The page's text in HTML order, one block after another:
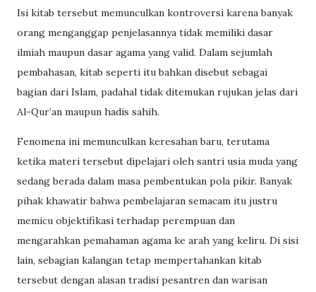
Isi kitab tersebut memunculkan kontroversi karena banyak
orang menganggap penjelasannya tidak memiliki dasar
ilmiah maupun dasar agama yang valid. Dalam sejumlah
pembahasan, kitab seperti itu bahkan disebut sebagai
bagian dari Islam, padahal tidak ditemukan rujukan jelas dari
Al-Qur’an maupun hadis sahih.
Fenomena ini memunculkan keresahan baru, terutama
ketika materi tersebut dipelajari oleh santri usia muda yang
sedang berada dalam masa pembentukan pola pikir. Banyak
pihak khawatir bahwa pembelajaran semacam itu justru
memicu objektifikasi terhadap perempuan dan
mengarahkan pemahaman agama ke arah yang keliru. Di sisi
lain, sebagian kalangan tetap mempertahankan kitab
tersebut dengan alasan tradisi pesantren dan warisan